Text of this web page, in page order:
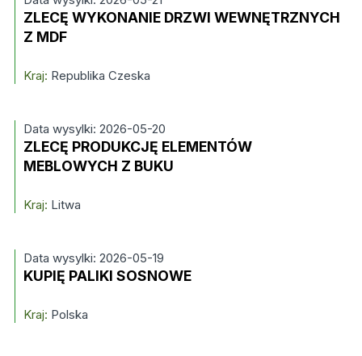
ZLECĘ WYKONANIE DRZWI WEWNĘTRZNYCH
Z MDF
Kraj: Republika Czeska
Data wysylki: 2026-05-20
ZLECĘ PRODUKCJĘ ELEMENTÓW
MEBLOWYCH Z BUKU
Kraj: Litwa
Data wysylki: 2026-05-19
KUPIĘ PALIKI SOSNOWE
Kraj: Polska